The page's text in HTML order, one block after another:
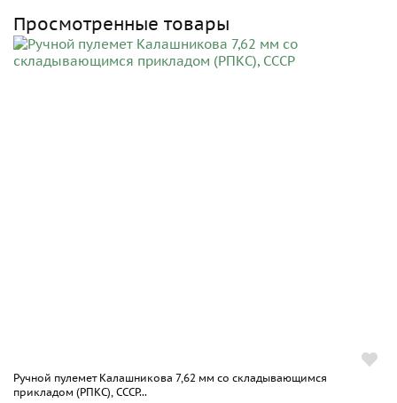
Просмотренные товары
Ручной пулемет Калашникова 7,62 мм со складывающимся
прикладом (РПКС), СССР...